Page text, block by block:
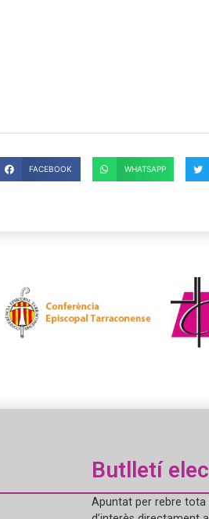
FACEBOOK WHATSAPP
Butlletí
Apuntat per rebre